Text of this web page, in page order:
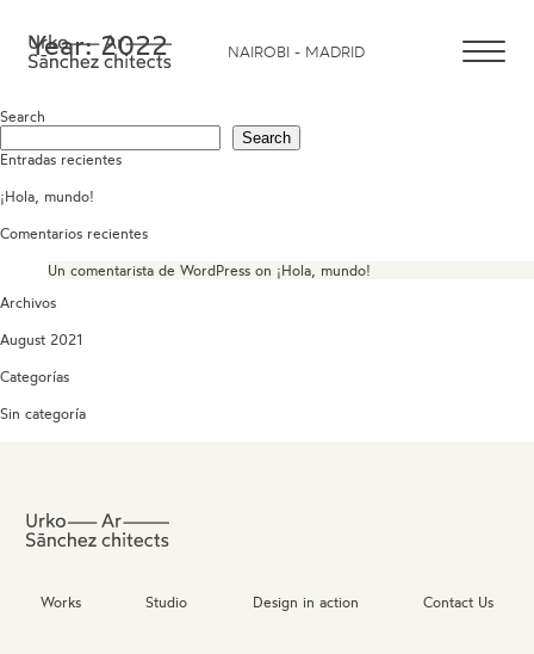
NAIROBI - MADRID
Year:2022
Search
Search
Entradas recientes
¡Hola, mundo!
Comentarios recientes
Un comentarista de WordPress on ¡Hola, mundo!
Archivos
August 2021
Categorías
Sin categoría
Works Studio Design in action Contact Us